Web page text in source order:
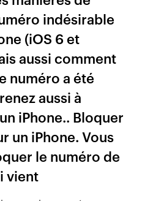
indésirable
(iOS 6 et
aussi comment
numéro a été
aussi à
iPhone.. Bloquer
un iPhone. Vous
le numéro de
vient